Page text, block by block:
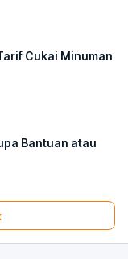
Cukai Minuman
Bantuan atau